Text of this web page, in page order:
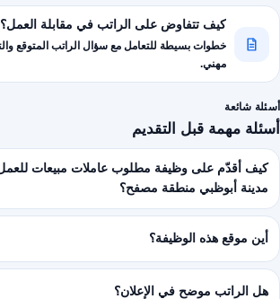
كيف تتفاوض على الراتب في مقابلة العمل؟
خطوات بسيطة للتعامل مع سؤال الراتب المتوقع
مهني.
أسئلة شائعة
أسئلة مهمة قبل التقديم
كيف أقدّم على وظيفة مطلوب عاملات مبيعات
مدينة أبوظبي منطقة مصفح؟
أين موقع هذه الوظيفة؟
هل الراتب موضح في الإعلان؟